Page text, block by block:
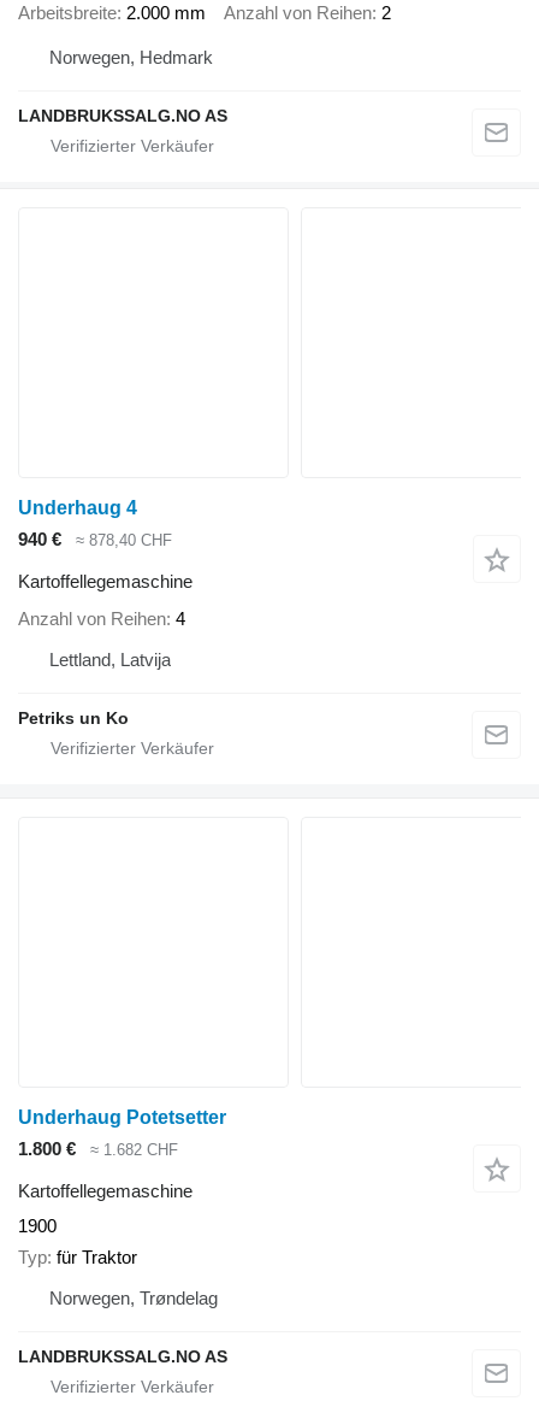
Arbeitsbreite 2.000 mm Anzahl von Reihen 2
Norwegen, Hedmark
LANDBRUKSSALG.NO AS
Underhaug 4
940 €
≈ 878,40 CHF
Kartoffellegemaschine
Anzahl von Reihen 4
Lettland, Latvija
Petriks un Ko
Underhaug Potetsetter
1.800 €
≈ 1.682 CHF
Kartoffellegemaschine
1900
Typ für Traktor
Norwegen, Trøndelag
LANDBRUKSSALG.NO AS